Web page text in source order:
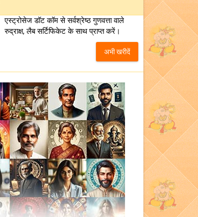
एस्ट्रोसेज डॉट कॉम से सर्वश्रेष्ठ गुणवत्ता वाले
रुद्राक्ष, लैब सर्टिफिकेट के साथ प्राप्त करें।
अभी खरीदें